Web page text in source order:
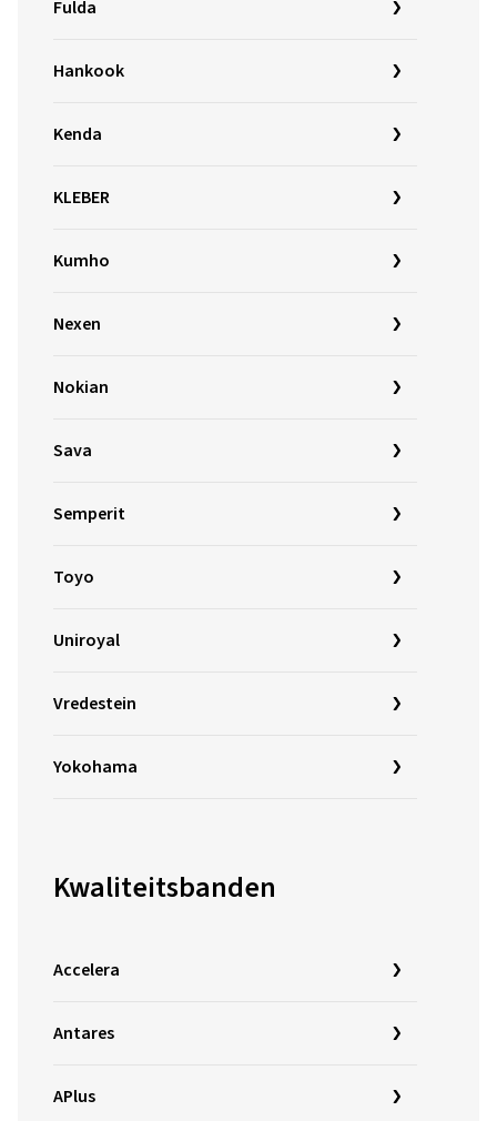
Fulda
Hankook
Kenda
KLEBER
Kumho
Nexen
Nokian
Sava
Semperit
Toyo
Uniroyal
Vredestein
Yokohama
Kwaliteitsbanden
Accelera
Antares
APlus